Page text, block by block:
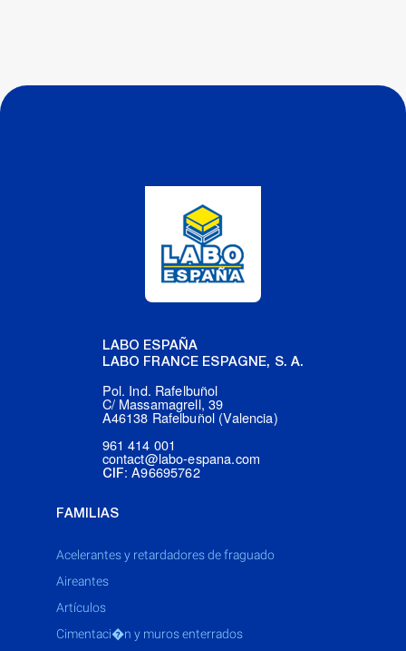
LABO ESPAÑA
LABO FRANCE ESPAGNE, S. A.
Pol. Ind. Rafelbuñol
C/ Massamagrell, 39
A46138 Rafelbuñol (Valencia)
961 414 001
contact@labo-espana.com
CIF: A96695762
FAMILIAS
acelerantes y retardadores de fraguado
aireantes
artículos
cimentaci�n y muros enterrados